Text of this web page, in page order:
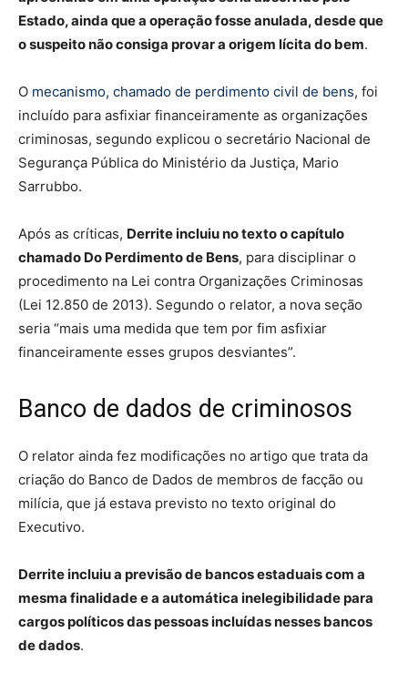
Estado, ainda que a operação fosse anulada, desde que
o suspeito não consiga provar a origem lícita do bem.
O mecanismo, chamado de perdimento civil de bens, foi
incluído para asfixiar financeiramente as organizações
criminosas, segundo explicou o secretário Nacional de
Segurança Pública do Ministério da Justiça, Mario
Sarrubbo.
Após as críticas, Derrite incluiu no texto o capítulo
chamado Do Perdimento de Bens, para disciplinar o
procedimento na Lei contra Organizações Criminosas
(Lei 12.850 de 2013). Segundo o relator, a nova seção
seria “mais uma medida que tem por fim asfixiar
financeiramente esses grupos desviantes”.
Banco de dados de criminosos
O relator ainda fez modificações no artigo que trata da
criação do Banco de Dados de membros de facção ou
milícia, que já estava previsto no texto original do
Executivo.
Derrite incluiu a previsão de bancos estaduais com a
mesma finalidade e a automática inelegibilidade para
cargos políticos das pessoas incluídas nesses bancos
de dados.